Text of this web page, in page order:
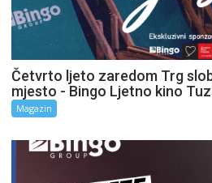
Četvrto ljeto zaredom Trg
mjesto - Bingo Ljetno kino
Magazin